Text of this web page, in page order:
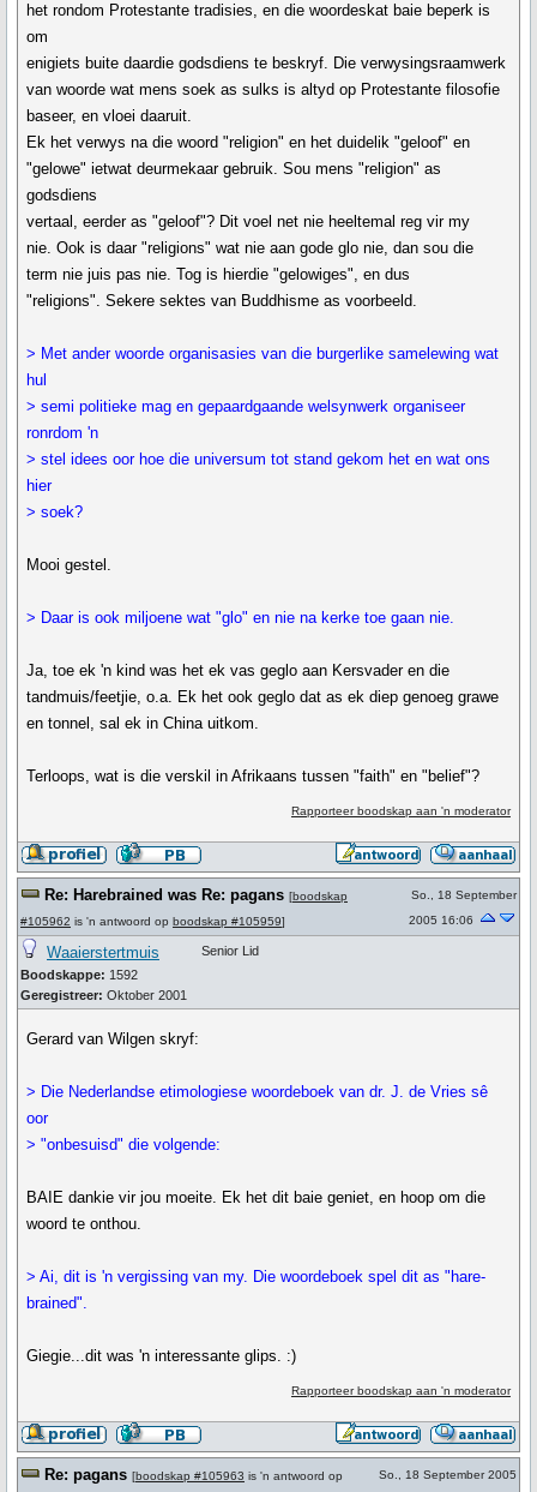
het rondom Protestante tradisies, en die woordeskat baie beperk is
om
enigiets buite daardie godsdiens te beskryf. Die verwysingsraamwerk
van woorde wat mens soek as sulks is altyd op Protestante filosofie
baseer, en vloei daaruit.
Ek het verwys na die woord "religion" en het duidelik "geloof" en
"gelowe" ietwat deurmekaar gebruik. Sou mens "religion" as
godsdiens
vertaal, eerder as "geloof"? Dit voel net nie heeltemal reg vir my
nie. Ook is daar "religions" wat nie aan gode glo nie, dan sou die
term nie juis pas nie. Tog is hierdie "gelowiges", en dus
"religions". Sekere sektes van Buddhisme as voorbeeld.
> Met ander woorde organisasies van die burgerlike samelewing wat
hul
> semi politieke mag en gepaardgaande welsynwerk organiseer
ronrdom 'n
> stel idees oor hoe die universum tot stand gekom het en wat ons
hier
> soek?
Mooi gestel.
> Daar is ook miljoene wat "glo" en nie na kerke toe gaan nie.
Ja, toe ek 'n kind was het ek vas geglo aan Kersvader en die
tandmuis/feetjie, o.a. Ek het ook geglo dat as ek diep genoeg grawe
en tonnel, sal ek in China uitkom.
Terloops, wat is die verskil in Afrikaans tussen "faith" en "belief"?
Rapporteer boodskap aan 'n moderator
Re: Harebrained was Re: pagans [boodskap
#105962 is 'n antwoord op boodskap #105959]
So., 18 September
2005 16:06
Waaierstertmuis
Boodskappe: 1592
Geregistreer: Oktober 2001
Senior Lid
Gerard van Wilgen skryf:
> Die Nederlandse etimologiese woordeboek van dr. J. de Vries sê
oor
> "onbesuisd" die volgende:
BAIE dankie vir jou moeite. Ek het dit baie geniet, en hoop om die
woord te onthou.
> Ai, dit is 'n vergissing van my. Die woordeboek spel dit as "hare-
brained".
Giegie...dit was 'n interessante glips. :)
Rapporteer boodskap aan 'n moderator
Re: pagans [boodskap #105963 is 'n antwoord op
So., 18 September 2005